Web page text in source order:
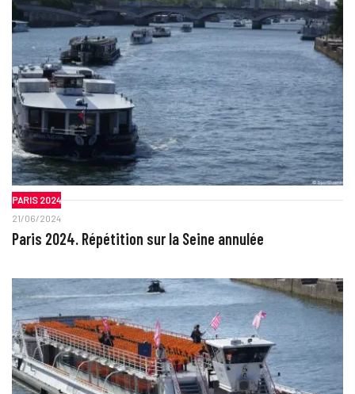
PARIS 2024
21/06/2024
Paris 2024. Répétition sur la Seine annulée